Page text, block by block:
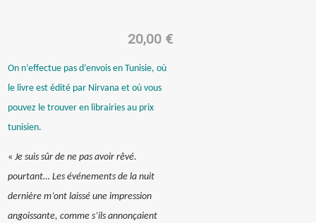
20,00 €
On n’effectue pas d’envois en Tunisie, où
le livre est édité par Nirvana et où vous
pouvez le trouver en librairies au prix
tunisien.
« Je suis sûr de ne pas avoir rêvé.
pourtant… Les événements de la nuit
dernière m’ont laisséune impression
angoissante, comme s’ils annonçaient